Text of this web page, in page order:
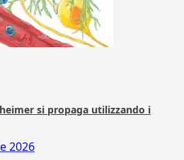
si propaga utilizzando i
2026